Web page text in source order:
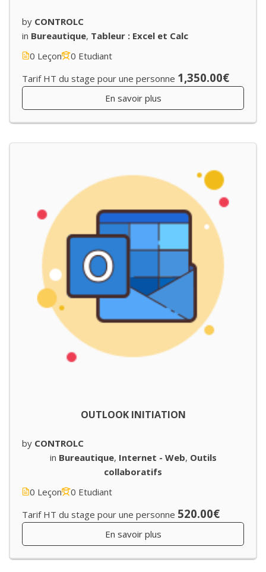
by CONTROLC
in Bureautique, Tableur : Excel et Calc
0 Leçon
0 Etudiant
Tarif HT du stage pour une personne 1,350.00€
En savoir plus
OUTLOOK INITIATION
by CONTROLC
in Bureautique, Internet - Web, Outils
collaboratifs
0 Leçon
0 Etudiant
Tarif HT du stage pour une personne 520.00€
En savoir plus